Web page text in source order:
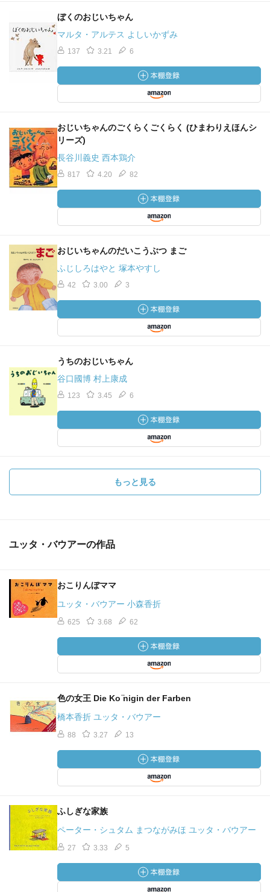
ぼくのおじいちゃん
マルタ・アルテス よしいかずみ
137 3.21 6
おじいちゃんのごくらくごくらく (ひまわりえほんシ
リーズ)
長谷川義史 西本鶏介
817 4.20 82
おじいちゃんのだいこうぶつ まご
ふじしろはやと 塚本やすし
42 3.00 3
うちのおじいちゃん
谷口國博 村上康成
123 3.45 6
もっと見る
ユッタ・バウアーの作品
おこりんぼママ
ユッタ・バウアー 小森香折
625 3.68 62
色の女王 Die Ko ̈nigin der Farben
橋本香折 ユッタ・バウアー
88 3.27 13
ふしぎな家族
ペーター・シュタム まつながみほ ユッタ・バウアー
27 3.33 5